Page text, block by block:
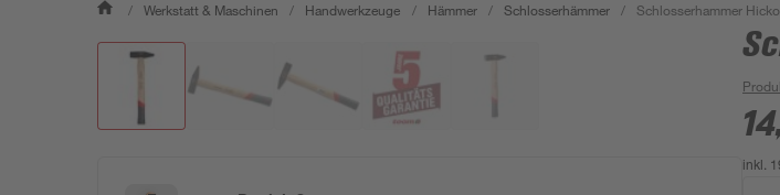
/ Werkstatt & Maschinen / Handwerkzeuge / Hämmer / Schlosserhämmer / Schlosserhammer
14
inkl.